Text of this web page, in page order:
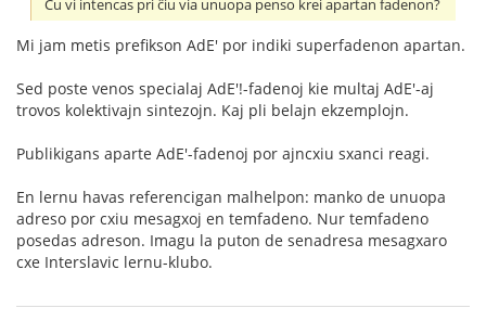
Ĉu vi intencas pri ĉiu via unuopa penso krei apartan fadenon?
Mi jam metis prefikson AdE' por indiki superfadenon apartan.
Sed poste venos specialaj AdE'!-fadenoj kie multaj AdE'-aj
trovos kolektivajn sintezojn. Kaj pli belajn ekzemplojn.
Publikigans aparte AdE'-fadenoj por ajncxiu sxanci reagi.
En lernu havas referencigan malhelpon: manko de unuopa
adreso por cxiu mesagxoj en temfadeno. Nur temfadeno
posedas adreson. Imagu la puton de senadresa mesagxaro
cxe Interslavic lernu-klubo.